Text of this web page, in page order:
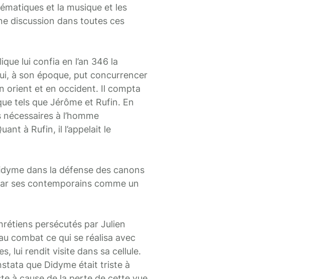
et la musique et les
discussion dans toutes ces
lui confia en l’an 346 la
à son époque, put concurrencer
orient et en occident. Il compta
tels que Jérôme et Rufin. En
à l’homme
à Rufin, il l’appelait le
dans la défense des canons
ses contemporains comme un
persécutés par Julien
combat ce qui se réalisa avec
lui rendit visite dans sa cellule.
que Didyme était triste à